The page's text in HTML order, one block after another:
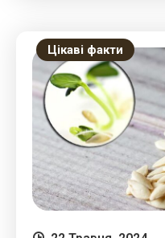
Цікаві факти